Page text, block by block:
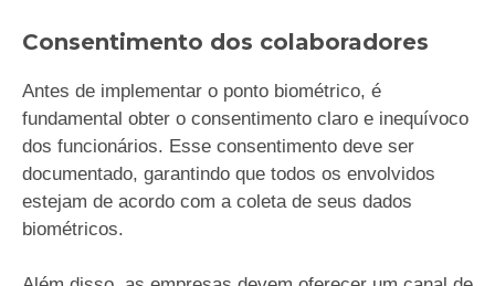
Consentimento dos colaboradores
Antes de implementar o ponto biométrico, é
fundamental obter o consentimento claro e inequívoco
dos funcionários. Esse consentimento deve ser
documentado, garantindo que todos os envolvidos
estejam de acordo com a coleta de seus dados
biométricos.